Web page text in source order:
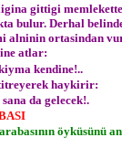
gittigi
bulur. Derhal
alninin ortasindan
atlar:
kendine!..
haykirir:
da gelecek!.
öyküsünü